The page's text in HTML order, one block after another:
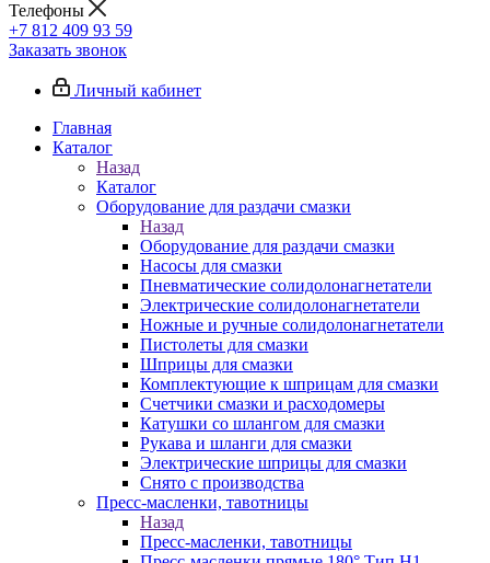
Телефоны
+7 812 409 93 59
Заказать звонок
Личный кабинет
Главная
Каталог
Назад
Каталог
Оборудование для раздачи смазки
Назад
Оборудование для раздачи смазки
Насосы для смазки
Пневматические солидолонагнетатели
Электрические солидолонагнетатели
Ножные и ручные солидолонагнетатели
Пистолеты для смазки
Шприцы для смазки
Комплектующие к шприцам для смазки
Счетчики смазки и расходомеры
Катушки со шлангом для смазки
Рукава и шланги для смазки
Электрические шприцы для смазки
Снято с производства
Пресс-масленки, тавотницы
Назад
Пресс-масленки, тавотницы